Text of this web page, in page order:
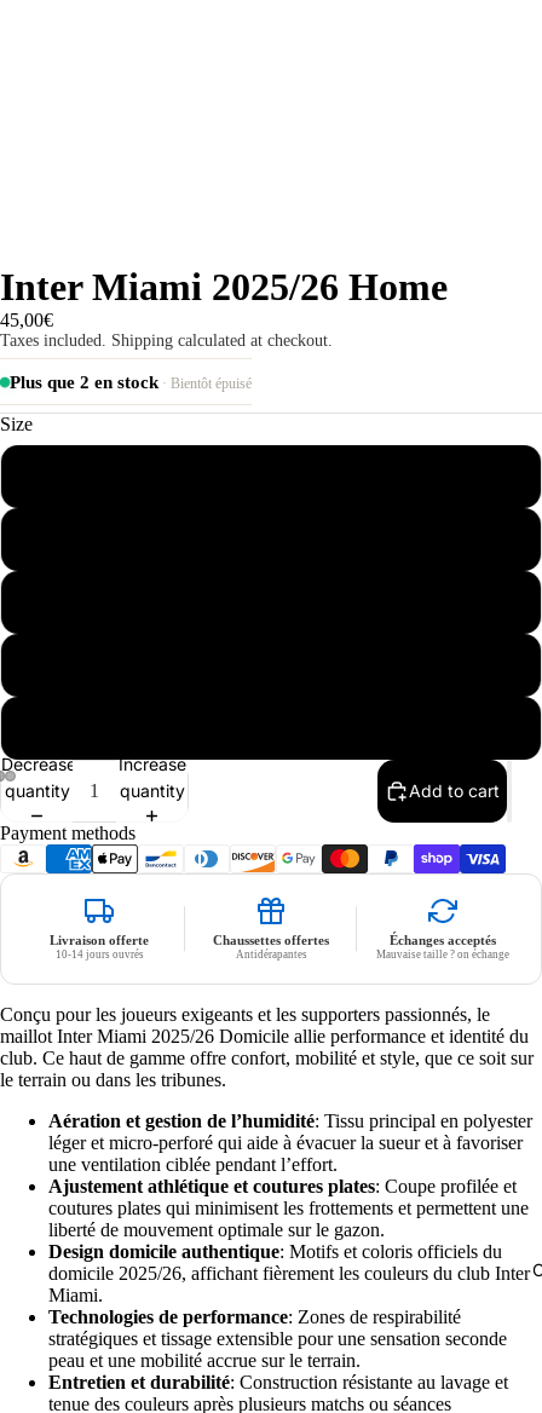
Inter Miami 2025/26 Home
45,00€
Taxes included. Shipping calculated at checkout.
Plus que 2 en stock· Bientôt épuisé
Size
Decrease
quantity
Increase
quantity
Add to cart
Payment methods
Livraison offerte
10-14 jours ouvrés
Chaussettes offertes
Antidérapantes
Échanges acceptés
Mauvaise taille ? on échange
Conçu pour les joueurs exigeants et les supporters passionnés, le
maillot Inter Miami 2025/26 Domicile allie performance et identité du
club. Ce haut de gamme offre confort, mobilité et style, que ce soit sur
le terrain ou dans les tribunes.
Aération et gestion de l’humidité: Tissu principal en polyester
léger et micro-perforé qui aide à évacuer la sueur et à favoriser
une ventilation ciblée pendant l’effort.
Ajustement athlétique et coutures plates: Coupe profilée et
coutures plates qui minimisent les frottements et permettent une
liberté de mouvement optimale sur le gazon.
Design domicile authentique: Motifs et coloris officiels du
domicile 2025/26, affichant fièrement les couleurs du club Inter
Miami.
Technologies de performance: Zones de respirabilité
stratégiques et tissage extensible pour une sensation seconde
peau et une mobilité accrue sur le terrain.
Entretien et durabilité: Construction résistante au lavage et
tenue des couleurs après plusieurs matchs ou séances